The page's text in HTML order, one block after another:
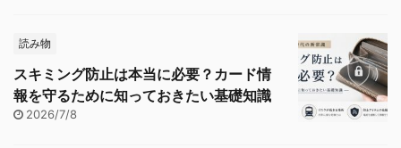
読み物
スキミング防止は本当に必要？カード情
報を守るために知っておきたい基礎知識
2026/7/8